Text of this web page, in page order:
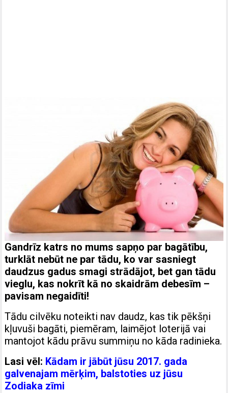
Gandrīz katrs no mums sapņo par bagātību,
turklāt nebūt ne par tādu, ko var sasniegt
daudzus gadus smagi strādājot, bet gan tādu
vieglu, kas nokrīt kā no skaidrām debesīm –
pavisam negaidīti!
Tādu cilvēku noteikti nav daudz, kas tik pēkšņi
kļuvuši bagāti, piemēram, laimējot loterijā vai
mantojot kādu prāvu summiņu no kāda radinieka.
Lasi vēl: Kādam ir jābūt jūsu 2017. gada
galvenajam mērķim, balstoties uz jūsu
Zodiaka zīmi